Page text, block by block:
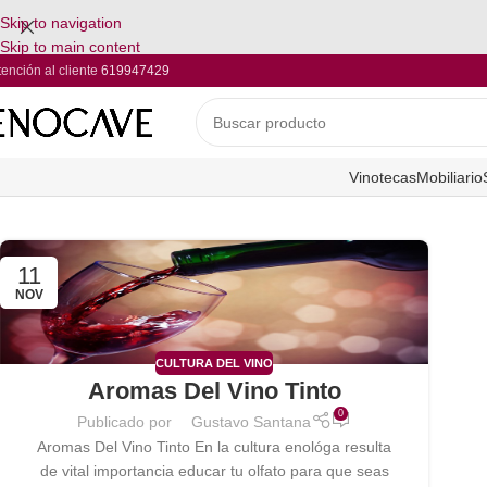
Skip to navigation
Skip to main content
al cliente 619947429
VinotecasMobiliario
11
NOV
CULTURA DEL VINO
Aromas Del Vino Tinto
Publicado por Gustavo Santana 0
Aromas Del Vino Tinto En la cultura enológa resulta
de vital importancia educar tu olfato para que seas